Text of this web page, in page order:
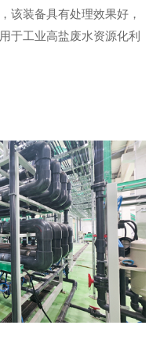
该装备具有处理效果好，
于工业高盐废水资源化利